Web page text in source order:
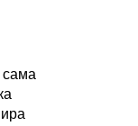
сама